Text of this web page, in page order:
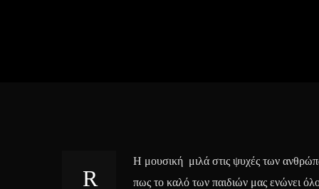
Η μουσική μιλά στις ψυχές των
πως το καλό των παιδιών μας ενώνει